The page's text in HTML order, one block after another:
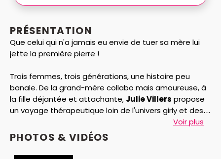
PRÉSENTATION
Que celui qui n'a jamais eu envie de tuer sa mère lui
jette la première pierre !
Trois femmes, trois générations, une histoire peu
banale. De la grand-mère collabo mais amoureuse, à
la fille déjantée et attachante, Julie Villers propose
un voyage thérapeutique loin de l'univers girly et des
Vous allez la détester un peu, vous allez l'aimer
Voir plus
PHOTOS & VIDÉOS